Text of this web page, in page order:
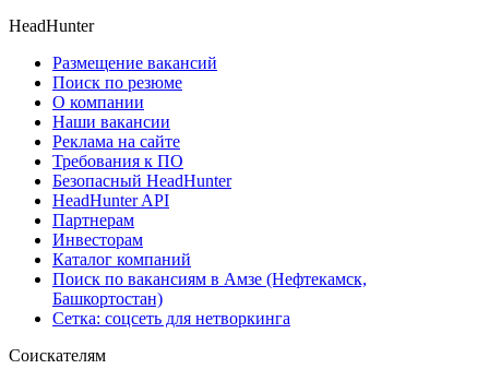
HeadHunter
Размещение вакансий
Поиск по резюме
О компании
Наши вакансии
Реклама на сайте
Требования к ПО
Безопасный HeadHunter
HeadHunter API
Партнерам
Инвесторам
Каталог компаний
Поиск по вакансиям в Амзе (Нефтекамск,
Башкортостан)
Сетка: соцсеть для нетворкинга
Соискателям